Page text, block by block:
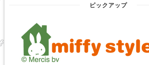
ピックアップ